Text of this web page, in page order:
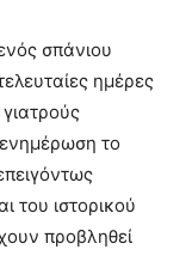
σπάνιου
ημέρες
το
του ιστορικού
προβληθεί